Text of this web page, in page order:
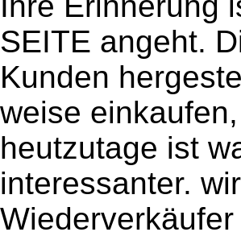
SEITE angeht.
Kunden
weise
heutzutage ist
interessanter.